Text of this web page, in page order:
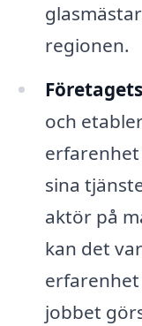
regionen.
och
sina
aktör på
kan det
jobbet